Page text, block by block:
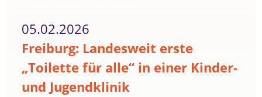
05.02.2026
Freiburg: Landesweit erste
„Toilette für alle“ in einer Kinder-
und Jugendklinik